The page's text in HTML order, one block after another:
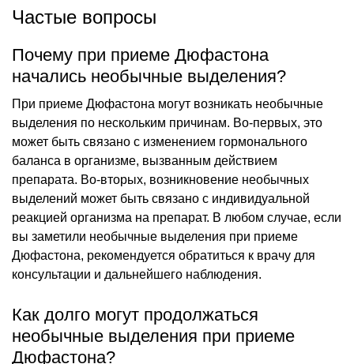
Частые вопросы
Почему при приеме Дюфастона
начались необычные выделения?
При приеме Дюфастона могут возникать необычные
выделения по нескольким причинам. Во-первых, это
может быть связано с изменением гормонального
баланса в организме, вызванным действием
препарата. Во-вторых, возникновение необычных
выделений может быть связано с индивидуальной
реакцией организма на препарат. В любом случае, если
вы заметили необычные выделения при приеме
Дюфастона, рекомендуется обратиться к врачу для
консультации и дальнейшего наблюдения.
Как долго могут продолжаться
необычные выделения при приеме
Дюфастона?